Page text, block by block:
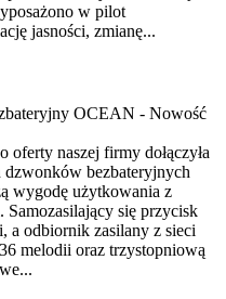
w pilot
jasności, zmianę...
OCEAN - Nowość
oferty naszej firmy dołączyła
bezbateryjnych
wygodę użytkowania z
się przycisk
a odbiornik zasilany z sieci
melodii oraz trzystopniową